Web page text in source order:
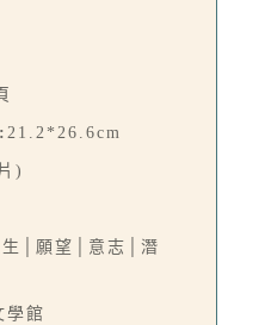
21.2*26.6cm
)
│願望│意志│潛
學館